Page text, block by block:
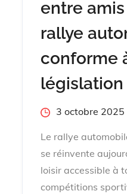
entre
rallye
conforme
législation
Posted3 octobre 2025
Le rallye
se réinvente
loisir accessible à
compétitions